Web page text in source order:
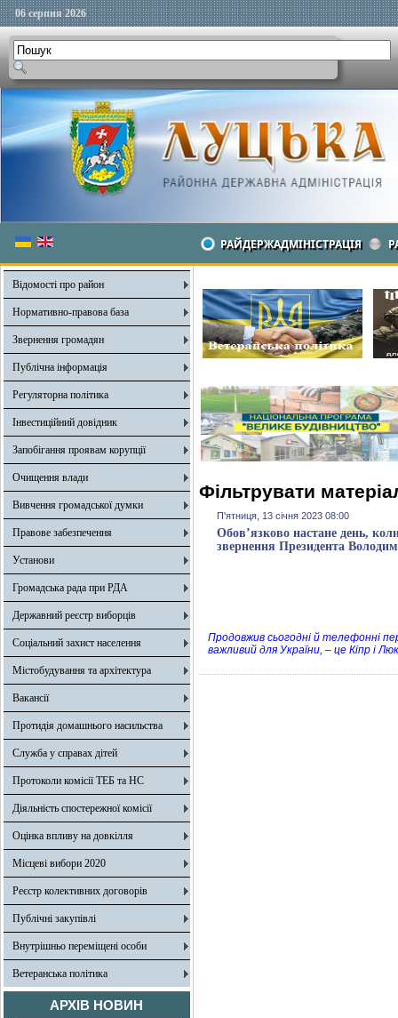
06 серпня 2026
РАЙДЕРЖАДМІНІСТРАЦІЯ
Відомості про район
Нормативно-правова база
Звернення громадян
Публічна інформація
Регуляторна політика
Інвестиційний довідник
Запобігання проявам корупції
Очищення влади
Вивчення громадської думки
Правове забезпечення
Установи
Громадська рада при РДА
Державний реєстр виборців
Соціальний захист населення
Містобудування та архітектура
Вакансії
Протидія домашнього насильства
Служба у справах дітей
Протоколи комісії ТЕБ та НС
Діяльність спостережної комісії
Оцінка впливу на довкілля
Місцеві вибори 2020
Реєстр колективних договорів
Публічні закупівлі
Внутрішньо переміщені особи
Ветеранська політика
АРХІВ НОВИН
Фільтрувати
П'ятниця, 13 січня 2023 08:00
Обов’язково настане день,
звернення Президента
Продовжив сьогодні й телефонні
важливий для України, – це Кіпр і